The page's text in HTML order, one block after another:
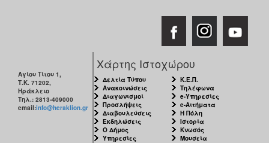
Αγίου Τίτου 1,
Τ.Κ. 71202,
Ηράκλειο
Τηλ.: 2813-409000
email:info@heraklion.gr
Χάρτης Ιστοχώρου
Δελτία Τύπου
Ανακοινώσεις
Διαγωνισμοί
Προσλήψεις
Διαβουλεύσεις
Εκδηλώσεις
Ο Δήμος
Υπηρεσίες
Κ.Ε.Π.
Τηλέφωνα
e-Υπηρεσίες
e-Αιτήματα
Η Πόλη
Ιστορία
Κνωσός
Μουσεία